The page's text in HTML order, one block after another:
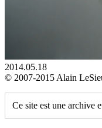
2014.05.18
© 2007-2015 Alain
Ce site est une archive